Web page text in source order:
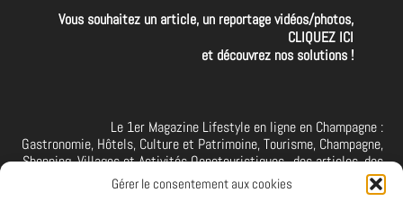
Gérer le consentement aux cookies
Vous souhaitez un article, un reportage vidéos/photos,
CLIQUEZ ICI
et découvrez nos solutions !
Le 1er Magazine Lifestyle en ligne en Champagne :
Gastronomie, Hôtels, Culture et Patrimoine, Tourisme, Champagne,
Shopping, Villages et Activités Oenotouristiques.. des articles, des
interviews, des vidéos et photos de la Champagne. A retrouver et à
suivre aussi sur facebook I X I Threads I YouTube I TikTok I